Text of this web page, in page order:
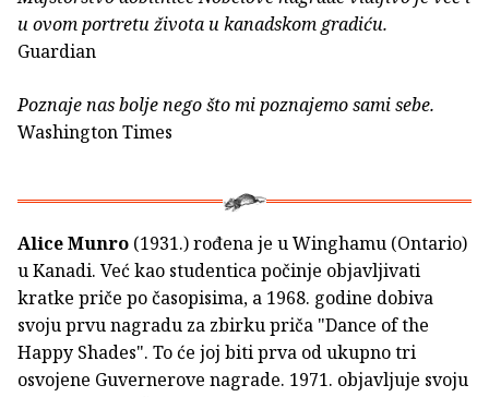
u ovom portretu života u kanadskom gradiću.
Guardian
Poznaje nas bolje nego što mi poznajemo sami sebe.
Washington Times
Alice Munro (1931.) rođena je u Winghamu (Ontario)
u Kanadi. Već kao studentica počinje objavljivati
kratke priče po časopisima, a 1968. godine dobiva
svoju prvu nagradu za zbirku priča "Dance of the
Happy Shades". To će joj biti prva od ukupno tri
osvojene Guvernerove nagrade. 1971. objavljuje svoju